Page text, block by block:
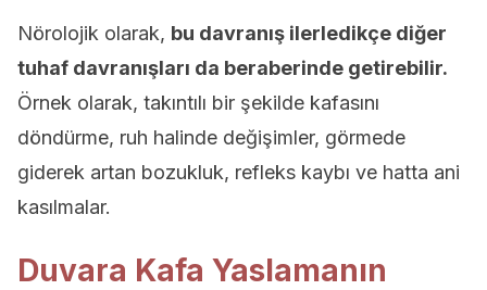
Nörolojik olarak, bu davranış ilerledikçe diğer
tuhaf davranışları da beraberinde getirebilir.
Örnek olarak, takıntılı bir şekilde kafasını
döndürme, ruh halinde değişimler, görmede
giderek artan bozukluk, refleks kaybı ve hatta ani
kasılmalar.
Duvara Kafa Yaslamanın